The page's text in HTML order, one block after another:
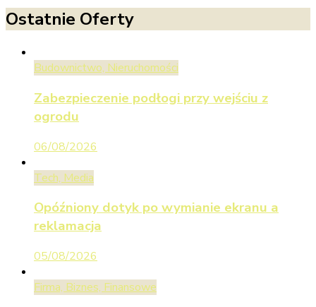
Ostatnie Oferty
Budownictwo, Nieruchomości
Zabezpieczenie podłogi przy wejściu z
ogrodu
06/08/2026
Tech, Media
Opóźniony dotyk po wymianie ekranu a
reklamacja
05/08/2026
Firma, Biznes, Finansowe